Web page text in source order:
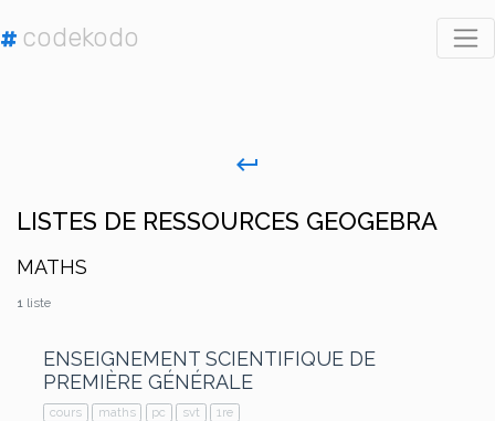
# codekodo
keyboard_return
LISTES DE RESSOURCES GEOGEBRA
MATHS
1 liste
ENSEIGNEMENT SCIENTIFIQUE DE
PREMIÈRE GÉNÉRALE
cours maths pc svt 1re